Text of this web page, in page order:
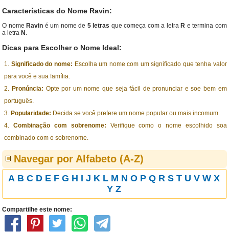
Características do Nome Ravin:
O nome Ravin é um nome de 5 letras que começa com a letra R e termina com
a letra N .
Dicas para Escolher o Nome Ideal:
Significado do nome: Escolha um nome com um significado que tenha valor
para você e sua família.
Pronúncia: Opte por um nome que seja fácil de pronunciar e soe bem em
português.
Popularidade: Decida se você prefere um nome popular ou mais incomum.
Combinação com sobrenome: Verifique como o nome escolhido soa
combinado com o sobrenome.
Navegar por Alfabeto (A-Z)
A B C D E F G H I J K L M N O P Q R S T U V W X
Y Z
Compartilhe este nome: